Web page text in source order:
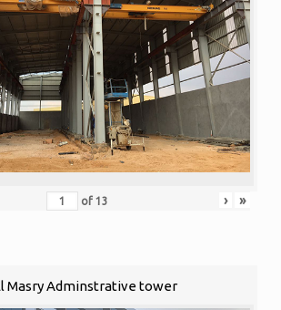
of 13 › »
Masry Adminstrative tower